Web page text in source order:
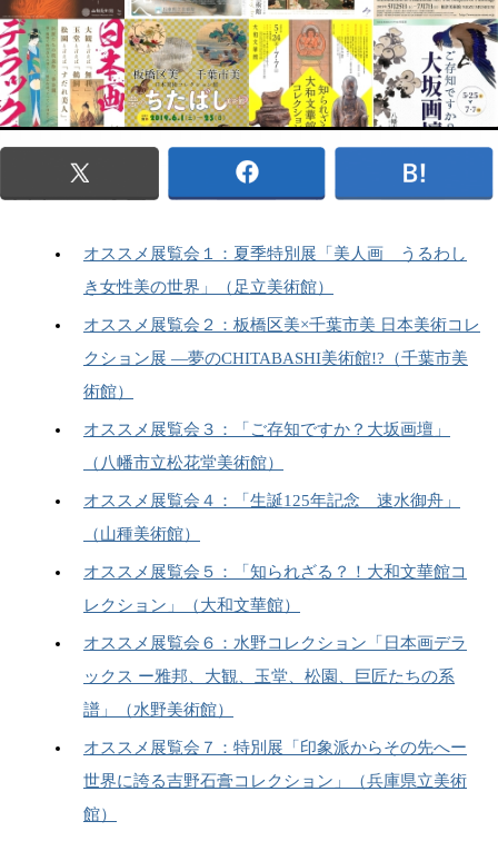
オススメ展覧会１：夏季特別展「美人画 うるわし
き女性美の世界」（足立美術館）
オススメ展覧会２：板橋区美×千葉市美 日本美術コレ
クション展 ―夢のCHITABASHI美術館!?（千葉市美
術館）
オススメ展覧会３：「ご存知ですか？大坂画壇」
（八幡市立松花堂美術館）
オススメ展覧会４：「生誕125年記念 速水御舟」
（山種美術館）
オススメ展覧会５：「知られざる？！大和文華館コ
レクション」（大和文華館）
オススメ展覧会６：水野コレクション「日本画デラ
ックス ー雅邦、大観、玉堂、松園、巨匠たちの系
譜」（水野美術館）
オススメ展覧会７：特別展「印象派からその先へー
世界に誇る吉野石膏コレクション」（兵庫県立美術
館）